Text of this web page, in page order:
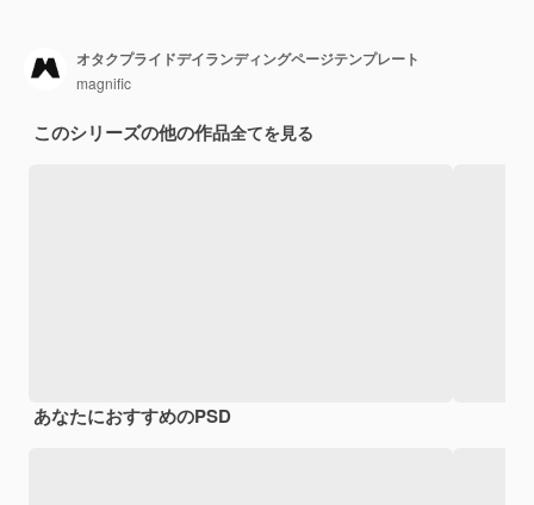
オタクプライドデイランディングページテンプレート
magnific
このシリーズの他の作品全てを見る
あなたにおすすめのPSD